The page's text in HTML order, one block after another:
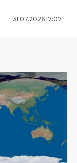
31.07.2026 17:07